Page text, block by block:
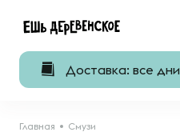
Доставка: все дни
Главная Смузи